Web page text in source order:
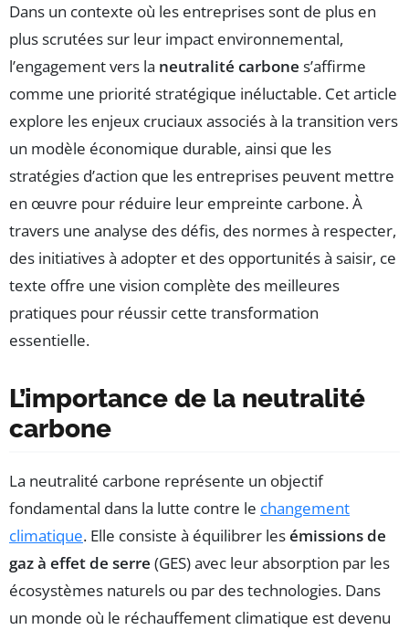
Dans un contexte où les entreprises sont de plus en
plus scrutées sur leur impact environnemental,
l’engagement vers la neutralité carbone s’affirme
comme une priorité stratégique inéluctable. Cet article
explore les enjeux cruciaux associés à la transition vers
un modèle économique durable, ainsi que les
stratégies d’action que les entreprises peuvent mettre
en œuvre pour réduire leur empreinte carbone. À
travers une analyse des défis, des normes à respecter,
des initiatives à adopter et des opportunités à saisir, ce
texte offre une vision complète des meilleures
pratiques pour réussir cette transformation
essentielle.
L’importance de la neutralité
carbone
La neutralité carbone représente un objectif
fondamental dans la lutte contre le changement
climatique. Elle consiste à équilibrer lesémissions de
gaz à effet de serre (GES) avec leur absorption par les
écosystèmes naturels ou par des technologies. Dans
un monde où le réchauffement climatique est devenu